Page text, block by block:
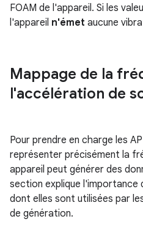
FOAM de l'appareil. Si les
l'appareil n'émet aucune
Mappage de la
l'accélération de
Pour prendre en charge les
représenter précisément la
appareil peut générer des
section explique l'importance
dont elles sont utilisées par
de génération.